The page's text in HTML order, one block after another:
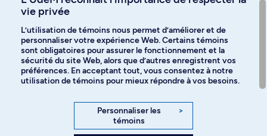
Langues
Facebook Instagram
YouTube
vie privée
L’utilisation de témoins nous permet d’améliorer et de
personnaliser votre expérience Web. Certains témoins
sont obligatoires pour assurer le fonctionnement et la
sécurité du site Web, alors que d’autres enregistrent vos
préférences. En acceptant tout, vous consentez à notre
utilisation de témoins pour mieux répondre à vos besoins.
Personnaliser les
témoins
>